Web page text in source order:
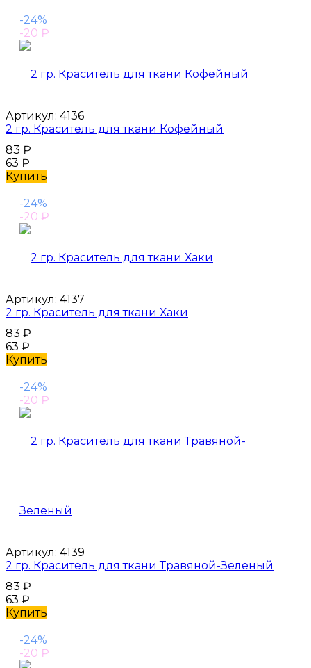
-24%
-20 ₽
Артикул: 4136
2 гр. Краситель для ткани Кофейный
83 ₽
63 ₽
Купить
-24%
-20 ₽
Артикул: 4137
2 гр. Краситель для ткани Хаки
83 ₽
63 ₽
Купить
-24%
-20 ₽
Артикул: 4139
2 гр. Краситель для ткани Травяной-Зеленый
83 ₽
63 ₽
Купить
-24%
-20 ₽